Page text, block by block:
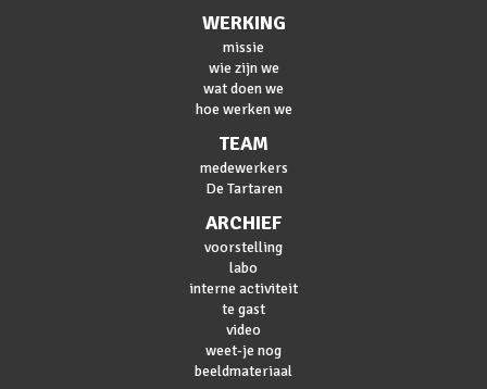
WERKING
missie
wie zijn we
wat doen we
hoe werken we
TEAM
medewerkers
De Tartaren
ARCHIEF
voorstelling
labo
interne activiteit
te gast
video
weet-je nog
beeldmateriaal